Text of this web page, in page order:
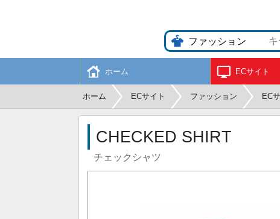
ホーム ECサイト
ホーム ECサイト ファッション EC
CHECKED SHIRT
チェックシャツ